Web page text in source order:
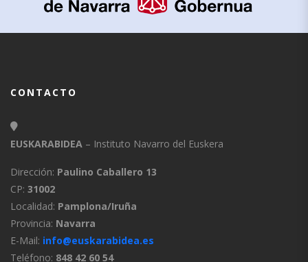
CONTACTO
EUSKARABIDEA – Instituto Navarro del Euskera
Dirección: Paulino Caballero 13
CP: 31002
Localidad: Pamplona/Iruña
Provincia: Navarra
E-Mail: info@euskarabidea.es
Teléfono: 848 42 60 54